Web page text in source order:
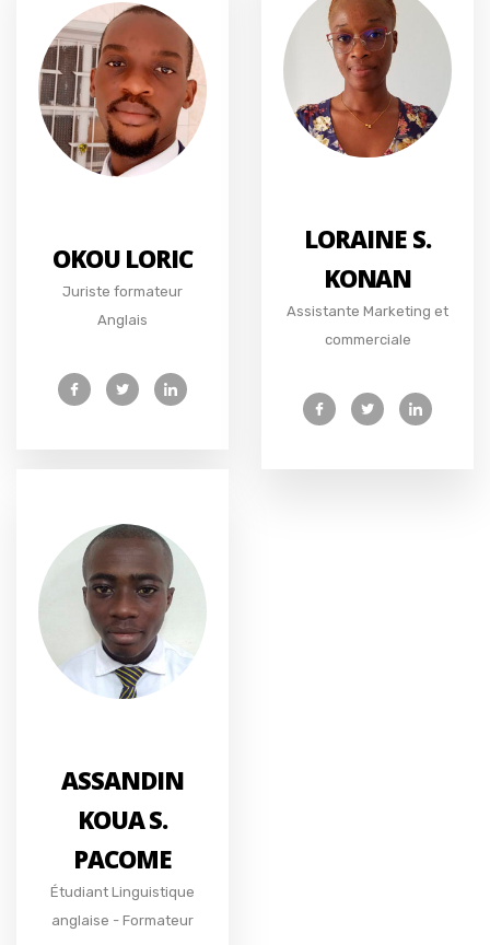
OKOU LORIC
Juriste formateur
Anglais
LORAINE S.
KONAN
Assistante Marketing et
commerciale
ASSANDIN
KOUA S.
PACOME
Étudiant Linguistique
anglaise - Formateur